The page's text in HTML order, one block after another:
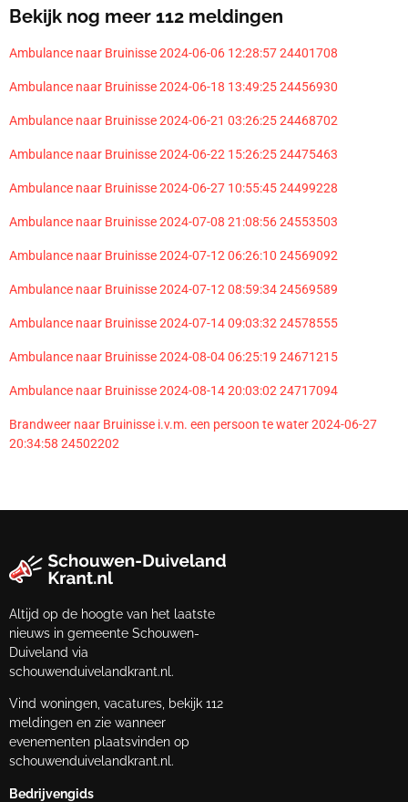
Bekijk nog meer 112 meldingen
Ambulance naar Bruinisse 2024-06-06 12:28:57 24401708
Ambulance naar Bruinisse 2024-06-18 13:49:25 24456930
Ambulance naar Bruinisse 2024-06-21 03:26:25 24468702
Ambulance naar Bruinisse 2024-06-22 15:26:25 24475463
Ambulance naar Bruinisse 2024-06-27 10:55:45 24499228
Ambulance naar Bruinisse 2024-07-08 21:08:56 24553503
Ambulance naar Bruinisse 2024-07-12 06:26:10 24569092
Ambulance naar Bruinisse 2024-07-12 08:59:34 24569589
Ambulance naar Bruinisse 2024-07-14 09:03:32 24578555
Ambulance naar Bruinisse 2024-08-04 06:25:19 24671215
Ambulance naar Bruinisse 2024-08-14 20:03:02 24717094
Brandweer naar Bruinisse i.v.m. een persoon te water 2024-06-27
20:34:58 24502202
Altijd op de hoogte van het laatste
nieuws in gemeente Schouwen-
Duiveland via
schouwenduivelandkrant.nl.
Vind woningen, vacatures, bekijk 112
meldingen en zie wanneer
evenementen plaatsvinden op
schouwenduivelandkrant.nl.
Bedrijvengids